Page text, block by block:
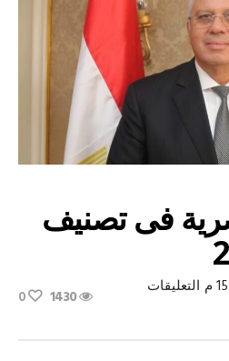
فى تصنيف
التعليقاتعلى
فى
1430
0